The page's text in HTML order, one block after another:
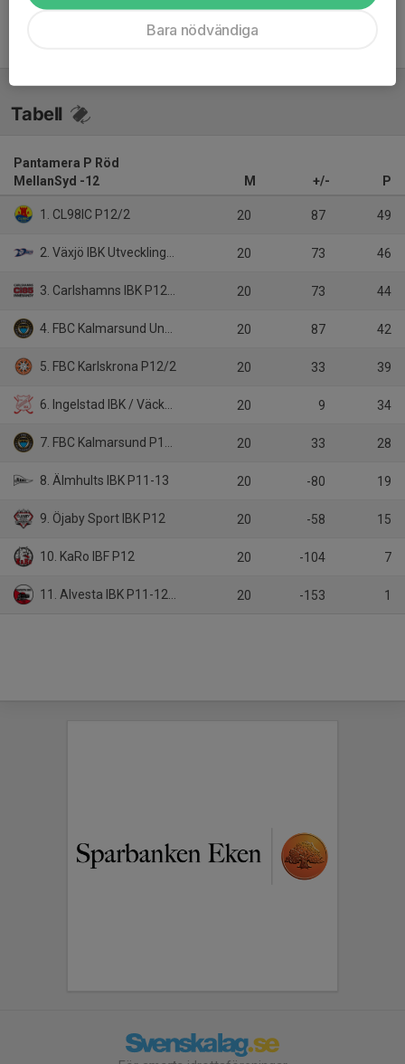
Inget referat skrivet
Tabell
Pantamera P Röd
MellanSyd -12
M +/- P
1. CL98IC P12/2 20 87 49
2. Växjö IBK Utveckling P12/2 20 73 46
3. Carlshamns IBK P12-13/1 20 73 44
4. FBC Kalmarsund Ungdom P12 20 87 42
5. FBC Karlskrona P12/2 20 33 39
6. Ingelstad IBK / Väckelsångs IK P12 20 9 34
7. FBC Kalmarsund P12/1 20 33 28
8. Älmhults IBK P11-13 20 -80 19
9. Öjaby Sport IBK P12 20 -58 15
10. KaRo IBF P12 20 -104 7
11. Alvesta IBK P11-12/2 20 -153 1
Bara nödvändiga